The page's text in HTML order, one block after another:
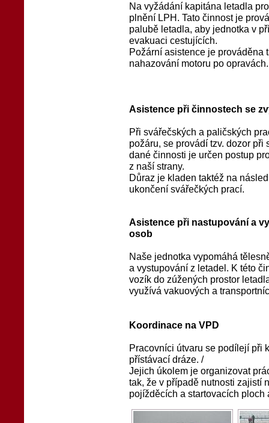
Na vyžádání kapitána letadla
plnění LPH. Tato činnost je
palubě letadla, aby jednotka v
evakuaci cestujících.
Požární asistence je prováděna
nahazování motoru po opravách.
Asistence při činnostech se
Při svářečských a paličských
požáru, se provádí tzv. dozor
dané činnosti je určen postup
z naší strany.
Důraz je kladen taktéž na
ukončení svářečkých prací.
Asistence při nastupování a
osob
Naše jednotka vypomáhá
a vystupování z letadel. K této
vozík do zúžených prostor
využívá vakuových a
Koordinace na VPD
Pracovníci útvaru se podílejí při
přístávací dráze. /
Jejich úkolem je organizovat
tak, že v případě nutnosti zajistí
pojížděcích a startovacích ploch